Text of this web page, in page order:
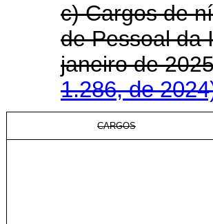
c) Cargos de
de Pessoal da
janeiro de
1.286, de
CARGOS